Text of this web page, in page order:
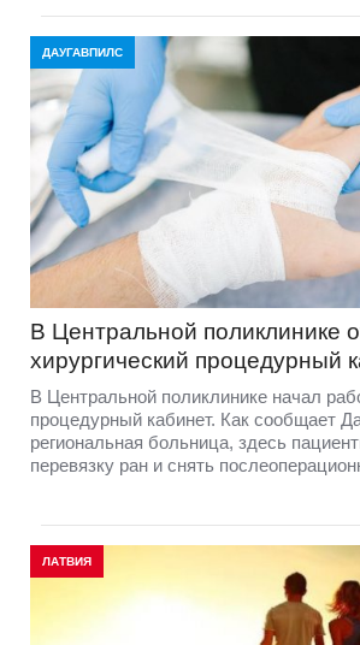
ДАУГАВПИЛС
В Центральной поликлинике
хирургический процедурный
В Центральной поликлинике начал
процедурный кабинет. Как сообщает
региональная больница, здесь
перевязку ран и снять
ЛАТВИЯ